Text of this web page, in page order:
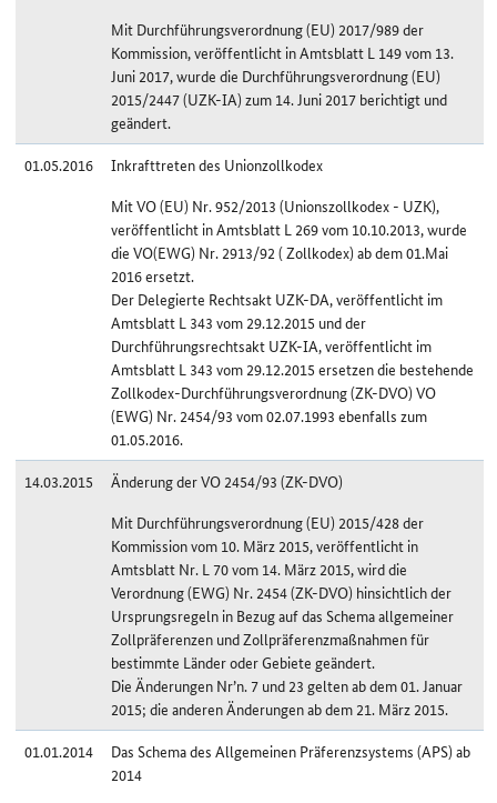
Mit Durchführungsverordnung (EU) 2017/989 der
Kommission, veröffentlicht in Amtsblatt L 149 vom 13.
Juni 2017, wurde die Durchführungsverordnung (EU)
2015/2447 (UZK-IA) zum 14. Juni 2017 berichtigt und
geändert.
01.05.2016
Inkrafttreten des Unionzollkodex
Mit VO (EU) Nr. 952/2013 (Unionszollkodex - UZK),
veröffentlicht in Amtsblatt L 269 vom 10.10.2013, wurde
die VO(EWG) Nr. 2913/92 ( Zollkodex) ab dem 01.Mai
2016 ersetzt.
Der Delegierte Rechtsakt UZK-DA, veröffentlicht im
Amtsblatt L 343 vom 29.12.2015 und der
Durchführungsrechtsakt UZK-IA, veröffentlicht im
Amtsblatt L 343 vom 29.12.2015 ersetzen die bestehende
Zollkodex-Durchführungsverordnung (ZK-DVO) VO
(EWG) Nr. 2454/93 vom 02.07.1993 ebenfalls zum
01.05.2016.
14.03.2015
Änderung der VO 2454/93 (ZK-DVO)
Mit Durchführungsverordnung (EU) 2015/428 der
Kommission vom 10. März 2015, veröffentlicht in
Amtsblatt Nr. L 70 vom 14. März 2015, wird die
Verordnung (EWG) Nr. 2454 (ZK-DVO) hinsichtlich der
Ursprungsregeln in Bezug auf das Schema allgemeiner
Zollpräferenzen und Zollpräferenzmaßnahmen für
bestimmte Länder oder Gebiete geändert.
Die Änderungen Nr’n. 7 und 23 gelten ab dem 01. Januar
2015; die anderen Änderungen ab dem 21. März 2015.
01.01.2014
Das Schema des Allgemeinen Präferenzsystems (APS) ab
2014